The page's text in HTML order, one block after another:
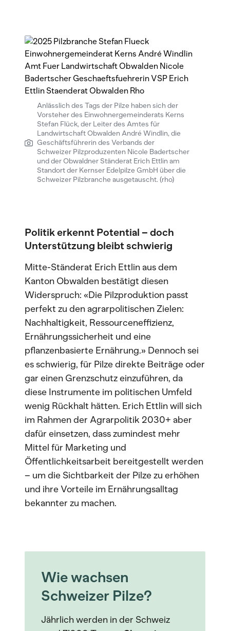
Anlässlich des Tags der Pilze haben sich der
Vorsteher des Einwohnergemeinderats Kerns
Stefan Flück, der Leiter des Amtes für
Landwirtschaft Obwalden André Windlin, die
Geschäftsführerin des Verbands der
Schweizer Pilzproduzenten Nicole Badertscher
und der Obwaldner Ständerat Erich Ettlin am
Standort der Kernser Edelpilze GmbH über die
Schweizer Pilzbranche ausgetauscht. (rho)
Politik erkennt Potential – doch
Unterstützung bleibt schwierig
Mitte-Ständerat Erich Ettlin aus dem
Kanton Obwalden bestätigt diesen
Widerspruch: «Die Pilzproduktion passt
perfekt zu den agrarpolitischen Zielen:
Nachhaltigkeit, Ressourceneffizienz,
Ernährungssicherheit und eine
pflanzenbasierte Ernährung.» Dennoch sei
es schwierig, für Pilze direkte Beiträge oder
gar einen Grenzschutz einzuführen, da
diese Instrumente im politischen Umfeld
wenig Rückhalt hätten. Erich Ettlin will sich
im Rahmen der Agrarpolitik 2030+ aber
dafür einsetzen, dass zumindest mehr
Mittel für Marketing und
Öffentlichkeitsarbeit bereitgestellt werden
– um die Sichtbarkeit der Pilze zu erhöhen
und ihre Vorteile im Ernährungsalltag
bekannter zu machen.
Wie wachsen
Schweizer Pilze?
Jährlich werden in der Schweiz